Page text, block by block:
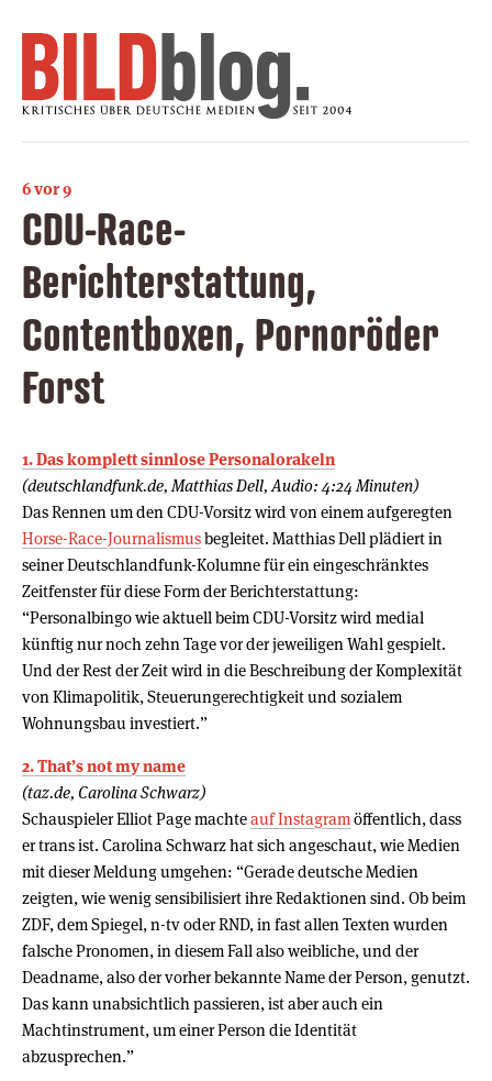
6 vor 9
CDU-Race-
Berichterstattung,
Contentboxen, Pornoröder
Forst
1. Das komplett sinnlose Personalorakeln
(deutschlandfunk.de, Matthias Dell, Audio: 4:24 Minuten)
Das Rennen um den CDU-Vorsitz wird von einem aufgeregten
Horse-Race-Journalismusbegleitet. Matthias Dell plädiert in
seiner Deutschlandfunk-Kolumne für ein eingeschränktes
Zeitfenster für diese Form der Berichterstattung:
“Personalbingo wie aktuell beim CDU-Vorsitz wird medial
künftig nur noch zehn Tage vor der jeweiligen Wahl gespielt.
Und der Rest der Zeit wird in die Beschreibung der Komplexität
von Klimapolitik, Steuerungerechtigkeit und sozialem
Wohnungsbau investiert.”
2. That’s not my name
(taz.de, Carolina Schwarz)
Schauspieler Elliot Page machteauf Instagramöffentlich, dass
er trans ist. Carolina Schwarz hat sich angeschaut, wie Medien
mit dieser Meldung umgehen: “Gerade deutsche Medien
zeigten, wie wenig sensibilisiert ihre Redaktionen sind. Ob beim
ZDF, dem Spiegel, n-tv oder RND, in fast allen Texten wurden
falsche Pronomen, in diesem Fall also weibliche, und der
Deadname, also der vorher bekannte Name der Person, genutzt.
Das kann unabsichtlich passieren, ist aber auch ein
Machtinstrument, um einer Person die Identität
abzusprechen.”